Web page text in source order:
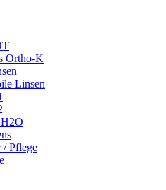
Ortho-K
Linsen
/ Pflege